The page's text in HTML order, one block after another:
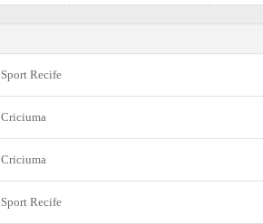
Sport Recife
Criciuma
Criciuma
Sport Recife